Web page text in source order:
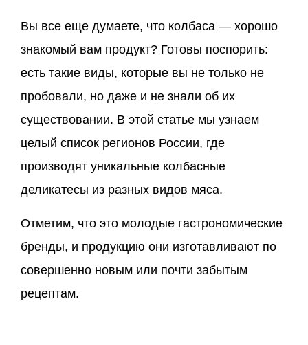
Вы все еще думаете, что колбаса — хорошо
знакомый вам продукт? Готовы поспорить:
есть такие виды, которые вы не только не
пробовали, но даже и не знали об их
существовании. В этой статье мы узнаем
целый список регионов России, где
производят уникальные колбасные
деликатесы из разных видов мяса.
Отметим, что это молодые гастрономические
бренды, и продукцию они изготавливают по
совершенно новым или почти забытым
рецептам.